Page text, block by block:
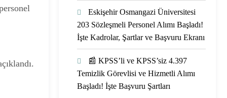
Eskişehir Osmangazi Üniversitesi
203 Sözleşmeli Personel Alımı Başladı!
İşte Kadrolar, Şartlar ve Başvuru Ekranı
📰 KPSS’li ve KPSS’siz 4.397
Temizlik Görevlisi ve Hizmetli Alımı
Başladı! İşte Başvuru Şartları